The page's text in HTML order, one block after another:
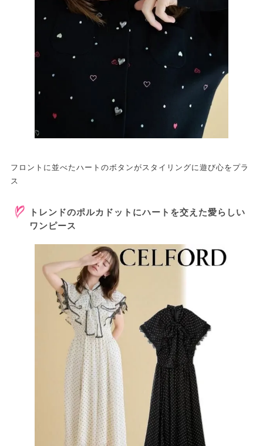
フロントに並べたハートのボタンがスタイリングに遊び心をプラ
ス
トレンドのポルカドットにハートを交えた愛らしい
ワンピース